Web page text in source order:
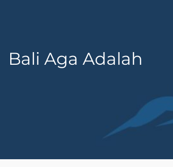
Bali Aga Adalah